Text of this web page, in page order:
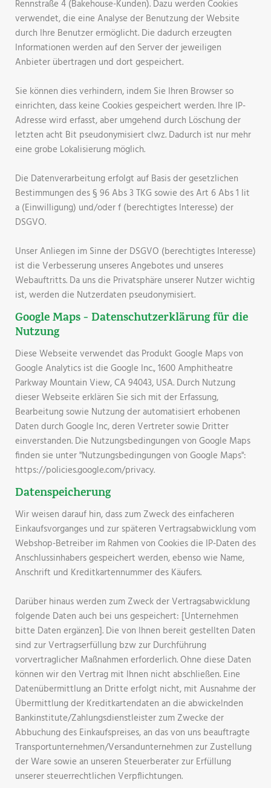
Rennstraße 4 (Bakehouse-Kunden). Dazu werden Cookies
verwendet, die eine Analyse der Benutzung der Website
durch Ihre Benutzer ermöglicht. Die dadurch erzeugten
Informationen werden auf den Server der jeweiligen
Anbieter übertragen und dort gespeichert.
Sie können dies verhindern, indem Sie Ihren Browser so
einrichten, dass keine Cookies gespeichert werden. Ihre IP-
Adresse wird erfasst, aber umgehend durch Löschung der
letzten acht Bit pseudonymisiert clwz. Dadurch ist nur mehr
eine grobe Lokalisierung möglich.
Die Datenverarbeitung erfolgt auf Basis der gesetzlichen
Bestimmungen des § 96 Abs 3 TKG sowie des Art 6 Abs 1 lit
a (Einwilligung) und/oder f (berechtigtes Interesse) der
DSGVO.
Unser Anliegen im Sinne der DSGVO (berechtigtes Interesse)
ist die Verbesserung unseres Angebotes und unseres
Webauftritts. Da uns die Privatsphäre unserer Nutzer wichtig
ist, werden die Nutzerdaten pseudonymisiert.
Google Maps - Datenschutzerklärung für die
Nutzung
Diese Webseite verwendet das Produkt Google Maps von
Google Analytics ist die Google Inc., 1600 Amphitheatre
Parkway Mountain View, CA 94043, USA. Durch Nutzung
dieser Webseite erklären Sie sich mit der Erfassung,
Bearbeitung sowie Nutzung der automatisiert erhobenen
Daten durch Google Inc, deren Vertreter sowie Dritter
einverstanden. Die Nutzungsbedingungen von Google Maps
finden sie unter "Nutzungsbedingungen von Google Maps":
https://policies.google.com/privacy.
Datenspeicherung
Wir weisen darauf hin, dass zum Zweck des einfacheren
Einkaufsvorganges und zur späteren Vertragsabwicklung vom
Webshop-Betreiber im Rahmen von Cookies die IP-Daten des
Anschlussinhabers gespeichert werden, ebenso wie Name,
Anschrift und Kreditkartennummer des Käufers.
Darüber hinaus werden zum Zweck der Vertragsabwicklung
folgende Daten auch bei uns gespeichert: [Unternehmen
bitte Daten ergänzen]. Die von Ihnen bereit gestellten Daten
sind zur Vertragserfüllung bzw zur Durchführung
vorvertraglicher Maßnahmen erforderlich. Ohne diese Daten
können wir den Vertrag mit Ihnen nicht abschließen. Eine
Datenübermittlung an Dritte erfolgt nicht, mit Ausnahme der
Übermittlung der Kreditkartendaten an die abwickelnden
Bankinstitute/Zahlungsdienstleister zum Zwecke der
Abbuchung des Einkaufspreises, an das von uns beauftragte
Transportunternehmen/Versandunternehmen zur Zustellung
der Ware sowie an unseren Steuerberater zur Erfüllung
unserer steuerrechtlichen Verpflichtungen.